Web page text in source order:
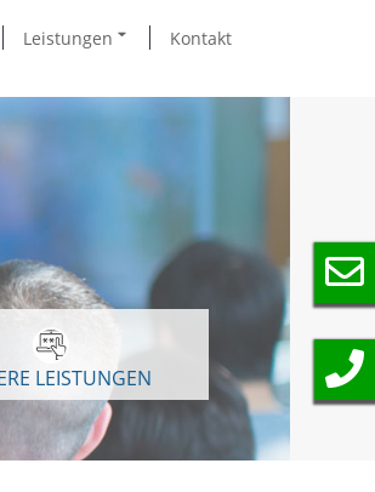
Leistungen Kontakt
LEISTUNGEN